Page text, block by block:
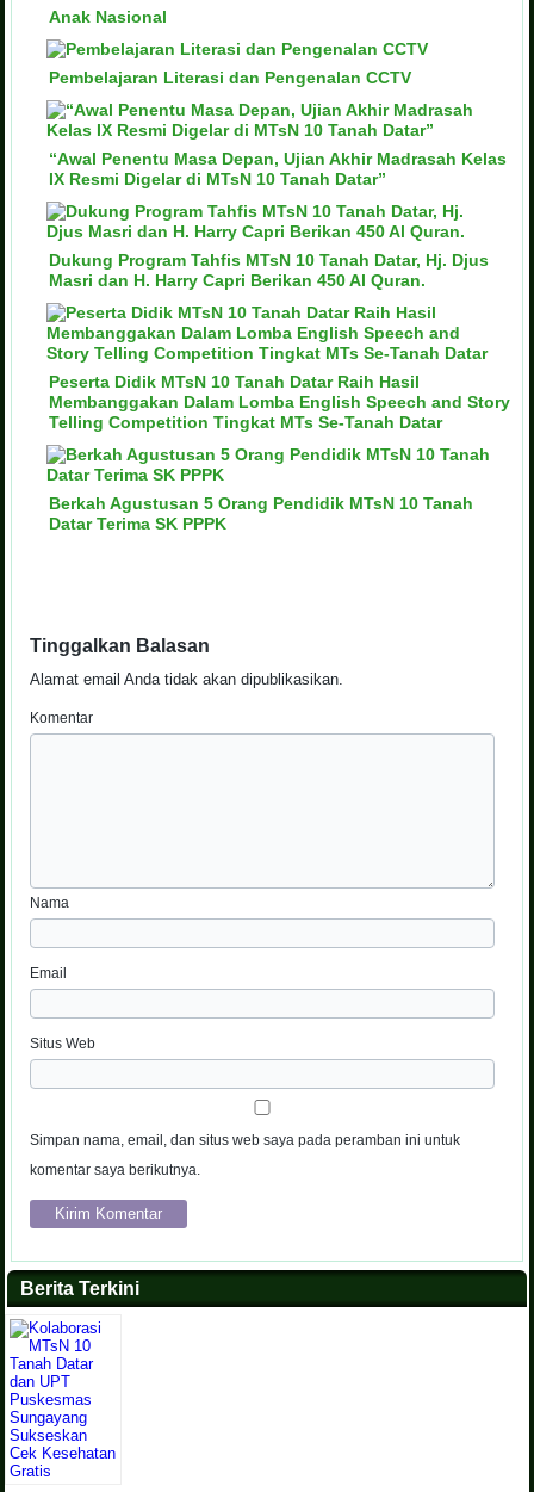
Anak Nasional
Pembelajaran Literasi dan Pengenalan CCTV
“Awal Penentu Masa Depan, Ujian Akhir Madrasah Kelas
IX Resmi Digelar di MTsN 10 Tanah Datar”
Dukung Program Tahfis MTsN 10 Tanah Datar, Hj. Djus
Masri dan H. Harry Capri Berikan 450 Al Quran.
Peserta Didik MTsN 10 Tanah Datar Raih Hasil
Membanggakan Dalam Lomba English Speech and Story
Telling Competition Tingkat MTs Se-Tanah Datar
Berkah Agustusan 5 Orang Pendidik MTsN 10 Tanah
Datar Terima SK PPPK
Tinggalkan Balasan
Alamat email Anda tidak akan dipublikasikan.
Komentar
Nama
Email
Situs Web
Simpan nama, email, dan situs web saya pada peramban ini untuk
komentar saya berikutnya.
Berita Terkini